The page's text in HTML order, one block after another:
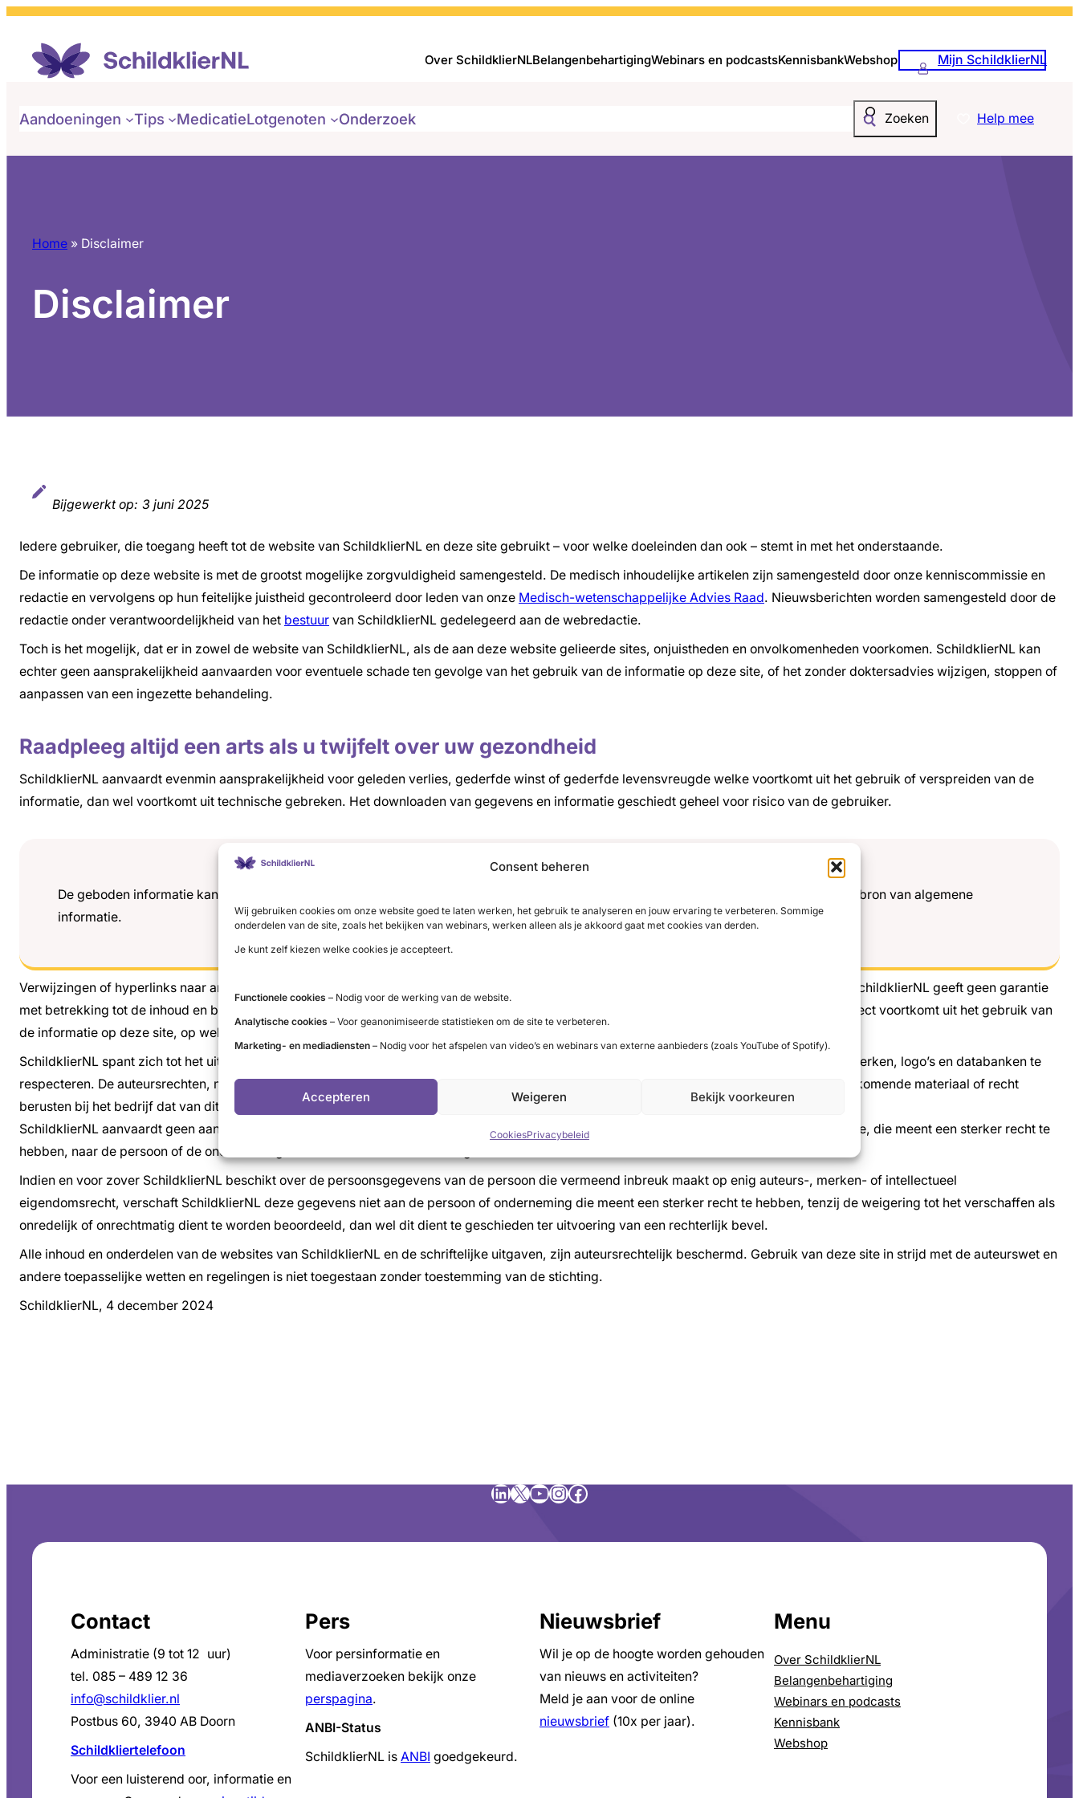
Consent beheren
Wij gebruiken cookies om onze website goed te laten werken, het gebruik te analyseren en jouw ervaring te verbeteren. Sommige
onderdelen van de site, zoals het bekijken van webinars, werken alleen als je akkoord gaat met cookies van derden.
Je kunt zelf kiezen welke cookies je accepteert.
Functionele cookies – Nodig voor de werking van de website.
Analytische cookies – Voor geanonimiseerde statistieken om de site te verbeteren.
Marketing- en mediadiensten – Nodig voor het afspelen van video’s en webinars van externe aanbieders (zoals YouTube of Spotify).
Accepteren Weigeren Bekijk voorkeuren
CookiesPrivacybeleid
Over SchildklierNLBelangenbehartigingWebinars en podcastsKennisbankWebshop Mijn SchildklierNL
Aandoeningen Tips MedicatieLotgenoten Onderzoek
Zoeken
Help mee
Home » Disclaimer
Disclaimer
Bijgewerkt op: 3 juni 2025
Iedere gebruiker, die toegang heeft tot de website van SchildklierNL en deze site gebruikt – voor welke doeleinden dan ook – stemt in met het onderstaande.
De informatie op deze website is met de grootst mogelijke zorgvuldigheid samengesteld. De medisch inhoudelijke artikelen zijn samengesteld door onze kenniscommissie en
redactie en vervolgens op hun feitelijke juistheid gecontroleerd door leden van onze Medisch-wetenschappelijke Advies Raad. Nieuwsberichten worden samengesteld door de
redactie onder verantwoordelijkheid van het bestuur van SchildklierNL gedelegeerd aan de webredactie.
Toch is het mogelijk, dat er in zowel de website van SchildklierNL, als de aan deze website gelieerde sites, onjuistheden en onvolkomenheden voorkomen. SchildklierNL kan
echter geen aansprakelijkheid aanvaarden voor eventuele schade ten gevolge van het gebruik van de informatie op deze site, of het zonder doktersadvies wijzigen, stoppen of
aanpassen van een ingezette behandeling.
Raadpleeg altijd een arts als u twijfelt over uw gezondheid
SchildklierNL aanvaardt evenmin aansprakelijkheid voor geleden verlies, gederfde winst of gederfde levensvreugde welke voortkomt uit het gebruik of verspreiden van de
informatie, dan wel voortkomt uit technische gebreken. Het downloaden van gegevens en informatie geschiedt geheel voor risico van de gebruiker.
De geboden informatie kan niet worden beschouwd als vervanging van een consult of een behandeling bij een arts, maar is slechts een bron van algemene
informatie.
Verwijzingen of hyperlinks naar andere websites zijn slechts opgenomen ter informatie van de bezoekers van de website van SchildklierNL. SchildklierNL geeft geen garantie
met betrekking tot de inhoud en betrouwbaarheid van deze sites, noch aanvaardt zij aansprakelijkheid voor schade welke direct dan wel indirect voortkomt uit het gebruik van
de informatie op deze site, op welke wijze dan ook.
SchildklierNL spant zich tot het uiterste in om de rechten op teksten, foto’s, illustraties, kaarten, overig grafisch materiaal, (handels-)namen, merken, logo’s en databanken te
respecteren. De auteursrechten, merkenrechten en/of enige andere intellectuele eigendomsrechten van het voor bescherming in aanmerking komende materiaal of recht
berusten bij het bedrijf dat van dit materiaal of recht gebruik maakt.
SchildklierNL aanvaardt geen aansprakelijkheid voor schade als gevolg van onrechtmatig gebruik van dit materiaal of recht en verwijst degene, die meent een sterker recht te
hebben, naar de persoon of de onderneming die van dat materiaal of recht gebruik maakt.
Indien en voor zover SchildklierNL beschikt over de persoonsgegevens van de persoon die vermeend inbreuk maakt op enig auteurs-, merken- of intellectueel
eigendomsrecht, verschaft SchildklierNL deze gegevens niet aan de persoon of onderneming die meent een sterker recht te hebben, tenzij de weigering tot het verschaffen als
onredelijk of onrechtmatig dient te worden beoordeeld, dan wel dit dient te geschieden ter uitvoering van een rechterlijk bevel.
Alle inhoud en onderdelen van de websites van SchildklierNL en de schriftelijke uitgaven, zijn auteursrechtelijk beschermd. Gebruik van deze site in strijd met de auteurswet en
andere toepasselijke wetten en regelingen is niet toegestaan zonder toestemming van de stichting.
SchildklierNL, 4 december 2024
LinkedIn
X YouTube
Instagram
Facebook
Contact
Administratie (9 tot 12 uur)
tel. 085 – 489 12 36
info@schildklier.nl
Postbus 60, 3940 AB Doorn
Schildkliertelefoon
Voor een luisterend oor, informatie en
Pers
Voor persinformatie en
mediaverzoeken bekijk onze
perspagina.
ANBI-Status
SchildklierNL is ANBI goedgekeurd.
Nieuwsbrief
Wil je op de hoogte worden gehouden
van nieuws en activiteiten?
Meld je aan voor de online
nieuwsbrief (10x per jaar).
Menu
Over SchildklierNL
Belangenbehartiging
Webinars en podcasts
Kennisbank
Webshop